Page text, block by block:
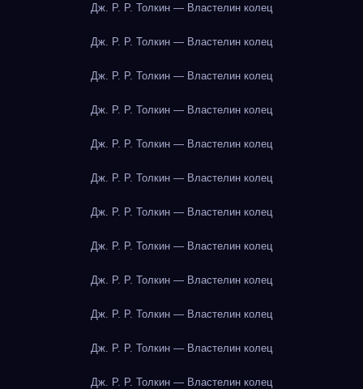
Дж. Р. Р. Толкин — Властелин колец
Дж. Р. Р. Толкин — Властелин колец
Дж. Р. Р. Толкин — Властелин колец
Дж. Р. Р. Толкин — Властелин колец
Дж. Р. Р. Толкин — Властелин колец
Дж. Р. Р. Толкин — Властелин колец
Дж. Р. Р. Толкин — Властелин колец
Дж. Р. Р. Толкин — Властелин колец
Дж. Р. Р. Толкин — Властелин колец
Дж. Р. Р. Толкин — Властелин колец
Дж. Р. Р. Толкин — Властелин колец
Дж. Р. Р. Толкин — Властелин колец